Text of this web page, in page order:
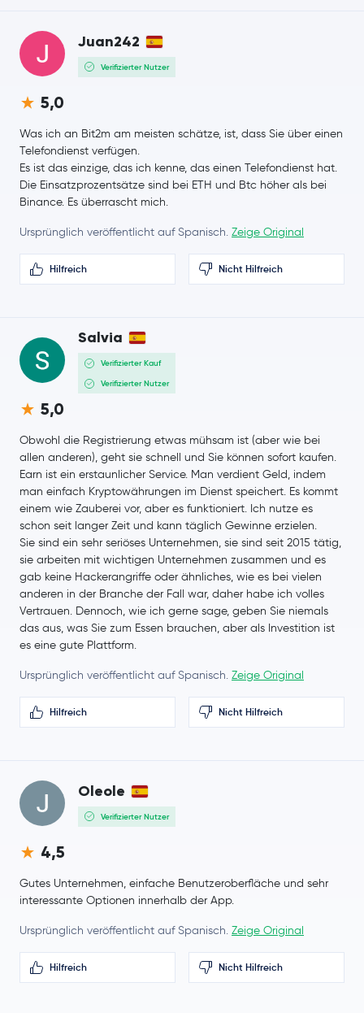
IOTA IOTA
Neo NEO
Maker MKR
Terra LUNA
Juan242
Verifizierter Nutzer
5,0
Was ich an Bit2m am meisten schätze, ist, dass Sie über einen
Telefondienst verfügen.
Es ist das einzige, das ich kenne, das einen Telefondienst hat.
Die Einsatzprozentsätze sind bei ETH und Btc höher als bei
Binance. Es überrascht mich.
Ursprünglich veröffentlicht auf Spanisch. Zeige Original
Hilfreich Nicht Hilfreich
Salvia
Verifizierter Kauf
Verifizierter Nutzer
5,0
Obwohl die Registrierung etwas mühsam ist (aber wie bei
allen anderen), geht sie schnell und Sie können sofort kaufen.
Earn ist ein erstaunlicher Service. Man verdient Geld, indem
man einfach Kryptowährungen im Dienst speichert. Es kommt
einem wie Zauberei vor, aber es funktioniert. Ich nutze es
schon seit langer Zeit und kann täglich Gewinne erzielen.
Sie sind ein sehr seriöses Unternehmen, sie sind seit 2015 tätig,
sie arbeiten mit wichtigen Unternehmen zusammen und es
gab keine Hackerangriffe oder ähnliches, wie es bei vielen
anderen in der Branche der Fall war, daher habe ich volles
Vertrauen. Dennoch, wie ich gerne sage, geben Sie niemals
das aus, was Sie zum Essen brauchen, aber als Investition ist
es eine gute Plattform.
Ursprünglich veröffentlicht auf Spanisch. Zeige Original
Hilfreich Nicht Hilfreich
Oleole
Verifizierter Nutzer
4,5
Gutes Unternehmen, einfache Benutzeroberfläche und sehr
interessante Optionen innerhalb der App.
Ursprünglich veröffentlicht auf Spanisch. Zeige Original
Hilfreich Nicht Hilfreich